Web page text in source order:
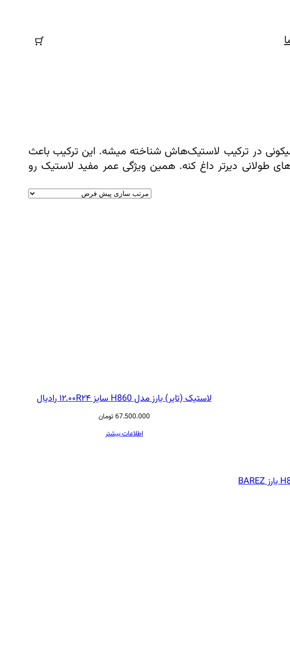
در ترکیب لاستیک‌هاش شناخته میشه. این ترکیب باعث
دیرتر داغ کنه. همین ویژگی عمر مفید لاستیک رو
لاستیک (تایر) بارز مدل H860 سایز ۱۲.۰۰R۲۴ رادیال
67.500.000 تومان
اطلاعات بیشتر